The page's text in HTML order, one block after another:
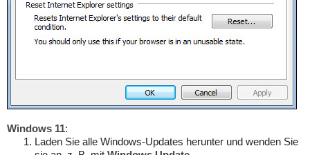
Windows 11:
Laden Sie alle Windows-Updates herunter und wenden Sie